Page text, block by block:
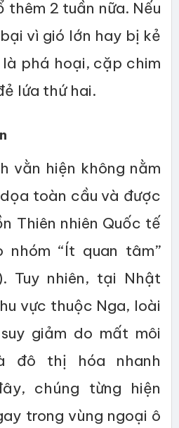
thêm 2 tuần nữa. Nếu
vì gió lớn hay bị kẻ
phá hoại, cặp chim
lứa thứ hai.
vằn hiện không nằm
toàn cầu và được
Thiên nhiên Quốc tế
nhóm “Ít quan tâm”
Tuy nhiên, tại Nhật
vực thuộc Nga, loài
giảm do mất môi
đô thị hóa nhanh
chúng từng hiện
trong vùng ngoại ô